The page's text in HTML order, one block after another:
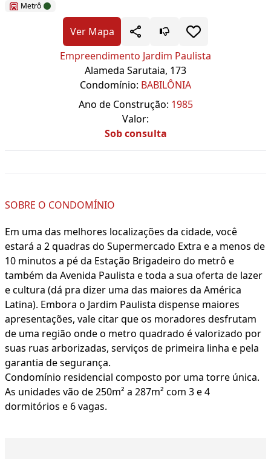
Metrô
Ver Mapa
Empreendimento Jardim Paulista
Alameda Sarutaia, 173
Condomínio: BABILÔNIA
Ano de Construção: 1985
Valor:
Sob consulta
SOBRE O CONDOMÍNIO
Em uma das melhores localizações da cidade, você
estará a 2 quadras do Supermercado Extra e a menos de
10 minutos a pé da Estação Brigadeiro do metrô e
também da Avenida Paulista e toda a sua oferta de lazer
e cultura (dá pra dizer uma das maiores da América
Latina). Embora o Jardim Paulista dispense maiores
apresentações, vale citar que os moradores desfrutam
de uma região onde o metro quadrado é valorizado por
suas ruas arborizadas, serviços de primeira linha e pela
garantia de segurança.
Condomínio residencial composto por uma torre única.
As unidades vão de 250m² a 287m² com 3 e 4
dormitórios e 6 vagas.